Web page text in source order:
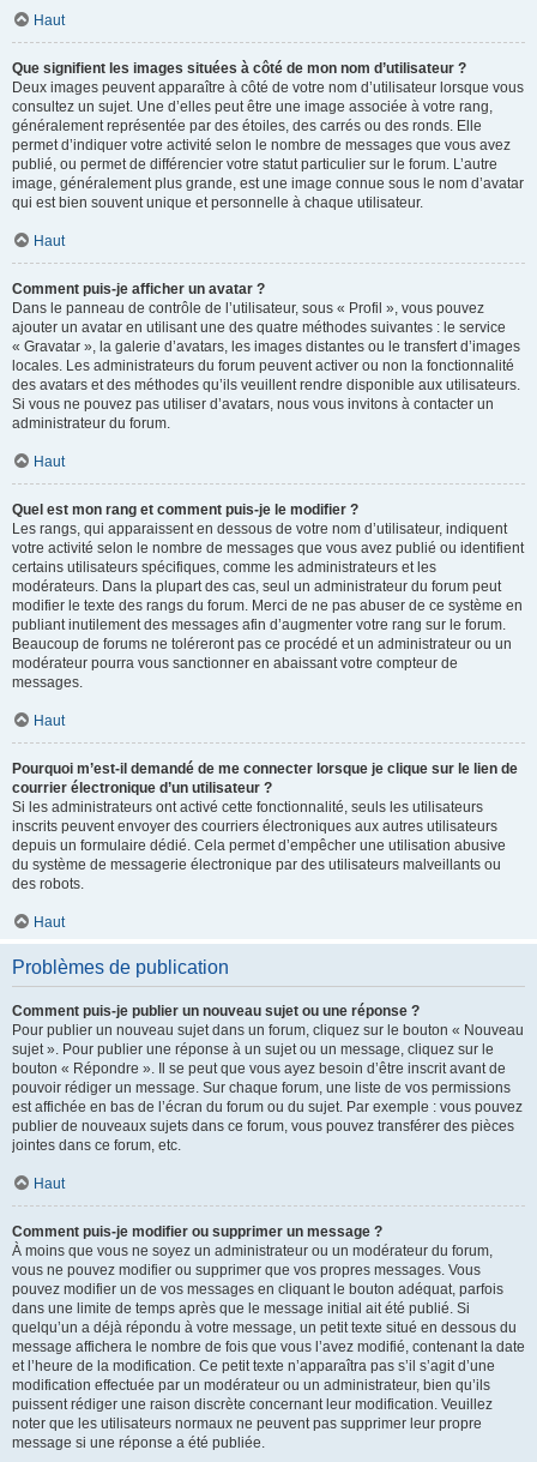
Haut
Que signifient les images situées à côté de mon nom d’utilisateur ?
Deux images peuvent apparaître à côté de votre nom d’utilisateur lorsque vous
consultez un sujet. Une d’elles peut être une image associée à votre rang,
généralement représentée par des étoiles, des carrés ou des ronds. Elle
permet d’indiquer votre activité selon le nombre de messages que vous avez
publié, ou permet de différencier votre statut particulier sur le forum. L’autre
image, généralement plus grande, est une image connue sous le nom d’avatar
qui est bien souvent unique et personnelle à chaque utilisateur.
Haut
Comment puis-je afficher un avatar ?
Dans le panneau de contrôle de l’utilisateur, sous « Profil », vous pouvez
ajouter un avatar en utilisant une des quatre méthodes suivantes : le service
« Gravatar », la galerie d’avatars, les images distantes ou le transfert d’images
locales. Les administrateurs du forum peuvent activer ou non la fonctionnalité
des avatars et des méthodes qu’ils veuillent rendre disponible aux utilisateurs.
Si vous ne pouvez pas utiliser d’avatars, nous vous invitons à contacter un
administrateur du forum.
Haut
Quel est mon rang et comment puis-je le modifier ?
Les rangs, qui apparaissent en dessous de votre nom d’utilisateur, indiquent
votre activité selon le nombre de messages que vous avez publié ou identifient
certains utilisateurs spécifiques, comme les administrateurs et les
modérateurs. Dans la plupart des cas, seul un administrateur du forum peut
modifier le texte des rangs du forum. Merci de ne pas abuser de ce système en
publiant inutilement des messages afin d’augmenter votre rang sur le forum.
Beaucoup de forums ne toléreront pas ce procédé et un administrateur ou un
modérateur pourra vous sanctionner en abaissant votre compteur de
messages.
Haut
Pourquoi m’est-il demandé de me connecter lorsque je clique sur le lien de
courrier électronique d’un utilisateur ?
Si les administrateurs ont activé cette fonctionnalité, seuls les utilisateurs
inscrits peuvent envoyer des courriers électroniques aux autres utilisateurs
depuis un formulaire dédié. Cela permet d’empêcher une utilisation abusive
du système de messagerie électronique par des utilisateurs malveillants ou
des robots.
Haut
Problèmes de publication
Comment puis-je publier un nouveau sujet ou une réponse ?
Pour publier un nouveau sujet dans un forum, cliquez sur le bouton « Nouveau
sujet ». Pour publier une réponse à un sujet ou un message, cliquez sur le
bouton « Répondre ». Il se peut que vous ayez besoin d’être inscrit avant de
pouvoir rédiger un message. Sur chaque forum, une liste de vos permissions
est affichée en bas de l’écran du forum ou du sujet. Par exemple : vous pouvez
publier de nouveaux sujets dans ce forum, vous pouvez transférer des pièces
jointes dans ce forum, etc.
Haut
Comment puis-je modifier ou supprimer un message ?
À moins que vous ne soyez un administrateur ou un modérateur du forum,
vous ne pouvez modifier ou supprimer que vos propres messages. Vous
pouvez modifier un de vos messages en cliquant le bouton adéquat, parfois
dans une limite de temps après que le message initial ait été publié. Si
quelqu’un a déjà répondu à votre message, un petit texte situé en dessous du
message affichera le nombre de fois que vous l’avez modifié, contenant la date
et l’heure de la modification. Ce petit texte n’apparaîtra pas s’il s’agit d’une
modification effectuée par un modérateur ou un administrateur, bien qu’ils
puissent rédiger une raison discrète concernant leur modification. Veuillez
noter que les utilisateurs normaux ne peuvent pas supprimer leur propre
message si une réponse a été publiée.